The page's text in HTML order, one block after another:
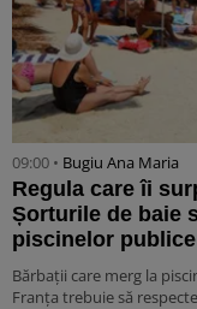
09:00 • Bugiu ⁠Ana Maria
Regula care îi
Șorturile de baie
piscinelor publice
Bărbații care merg la
Franța trebuie să